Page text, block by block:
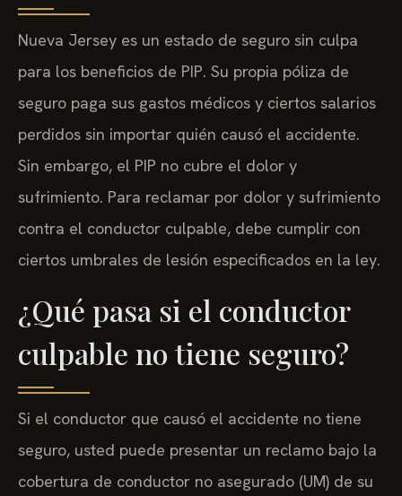
Nueva Jersey es un estado de seguro sin culpa
para los beneficios de PIP. Su propia póliza de
seguro paga sus gastos médicos y ciertos salarios
perdidos sin importar quién causó el accidente.
Sin embargo, el PIP no cubre el dolor y
sufrimiento. Para reclamar por dolor y sufrimiento
contra el conductor culpable, debe cumplir con
ciertos umbrales de lesión especificados en la ley.
¿Qué pasa si el conductor
culpable no tiene seguro?
Si el conductor que causó el accidente no tiene
seguro, usted puede presentar un reclamo bajo la
cobertura de conductor no asegurado (UM) de su